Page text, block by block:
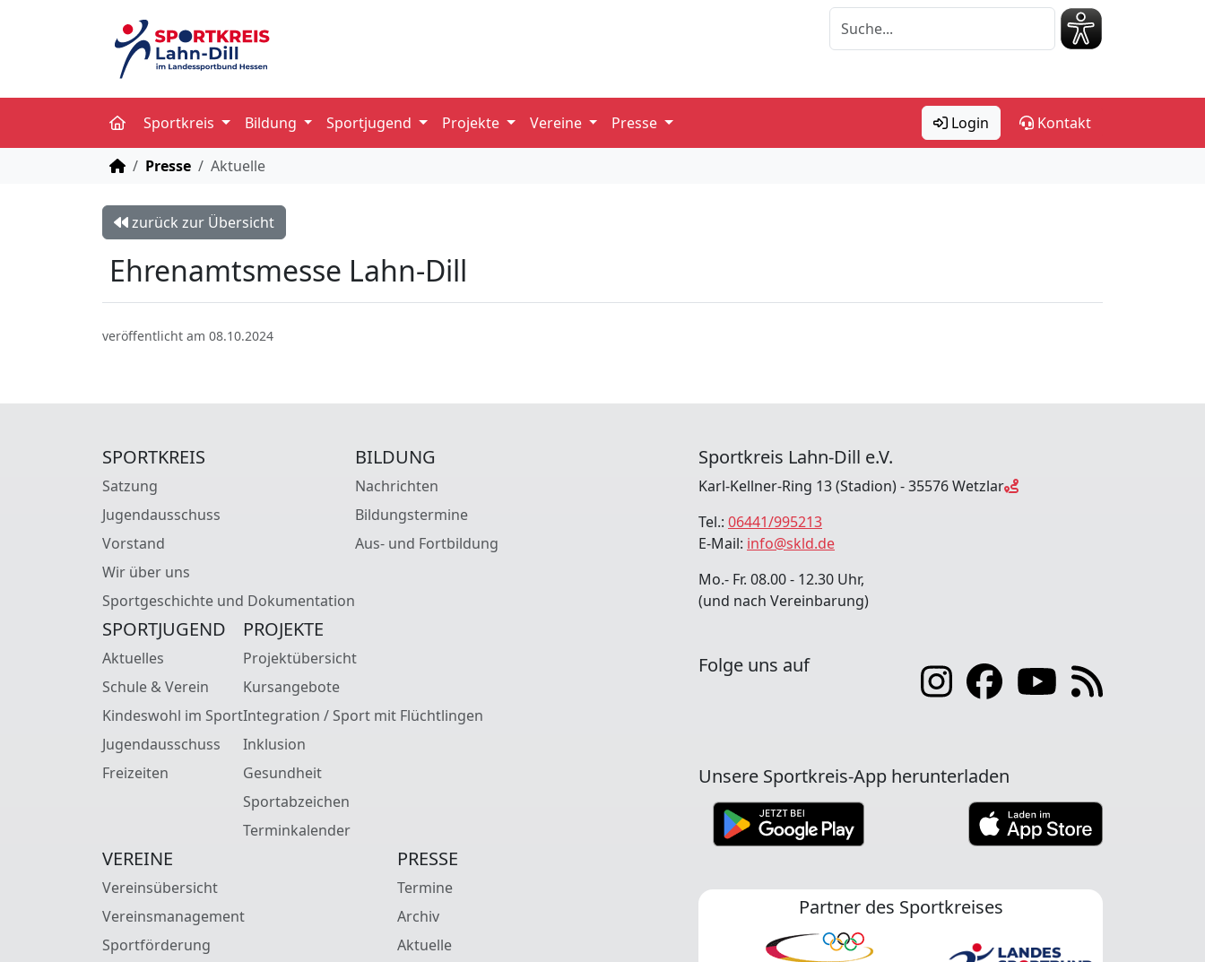
Sportkreis Bildung Sportjugend Projekte Vereine Presse Login Kontakt
STARTSEITE
Presse Aktuelle
zurück zur Übersicht
Ehrenamtsmesse Lahn-Dill
veröffentlicht am 08.10.2024
SPORTKREIS
Satzung
Jugendausschuss
Vorstand
Wir über uns
Sportgeschichte und Dokumentation
BILDUNG
Nachrichten
Bildungstermine
Aus- und Fortbildung
SPORTJUGEND
Aktuelles
Schule & Verein
Kindeswohl im Sport
Jugendausschuss
Freizeiten
PROJEKTE
Projektübersicht
Kursangebote
Integration / Sport mit Flüchtlingen
Inklusion
Gesundheit
Sportabzeichen
Terminkalender
VEREINE
Vereinsübersicht
Vereinsmanagement
Sportförderung
PRESSE
Termine
Archiv
Aktuelle
Sportkreis Lahn-Dill e.V.
Karl-Kellner-Ring 13 (Stadion) - 35576 Wetzlar
Tel.: 06441/995213
E-Mail: info@skld.de
Mo.- Fr. 08.00 - 12.30 Uhr,
(und nach Vereinbarung)
Folge uns auf
Unsere Sportkreis-App herunterladen
Partner des Sportkreises